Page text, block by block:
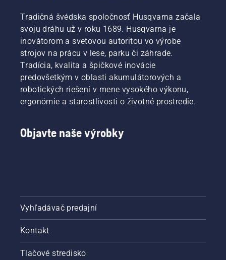
Tradičná švédska spoločnosť Husqvarna začala
svoju dráhu už v roku 1689. Husqvarna je
inovátorom a svetovou autoritou vo výrobe
strojov na prácu v lese, parku či záhrade.
Tradícia, kvalita a špičkové inovácie
predovšetkým v oblasti akumulátorových a
robotických riešení v mene vysokého výkonu,
ergonómie a starostlivosti o životné prostredie.
Objavte naše výrobky
Vyhľadávač predajní
Kontakt
Tlačové stredisko